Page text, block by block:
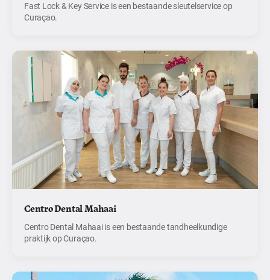
Fast Lock & Key Service is een bestaande sleutelservice op
Curaçao.
Centro Dental Mahaai
Centro Dental Mahaai is een bestaande tandheelkundige
praktijk op Curaçao.